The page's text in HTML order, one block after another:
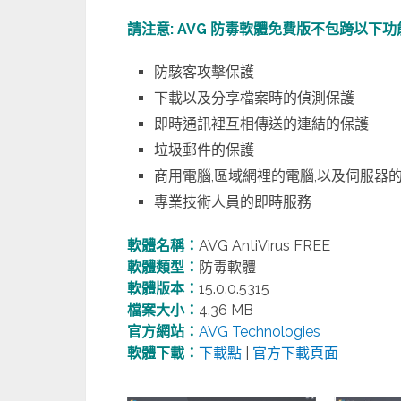
請注意: AVG 防毒軟體免費版不包跨以下功
防駭客攻擊保護
下載以及分享檔案時的偵測保護
即時通訊裡互相傳送的連結的保護
垃圾郵件的保護
商用電腦,區域網裡的電腦,以及伺服器
專業技術人員的即時服務
軟體名稱： AVG AntiVirus FREE
軟體類型： 防毒軟體
軟體版本： 15.0.0.5315
檔案大小： 4.36 MB
官方網站： AVG Technologies
軟體下載： 下載點 官方下載頁面